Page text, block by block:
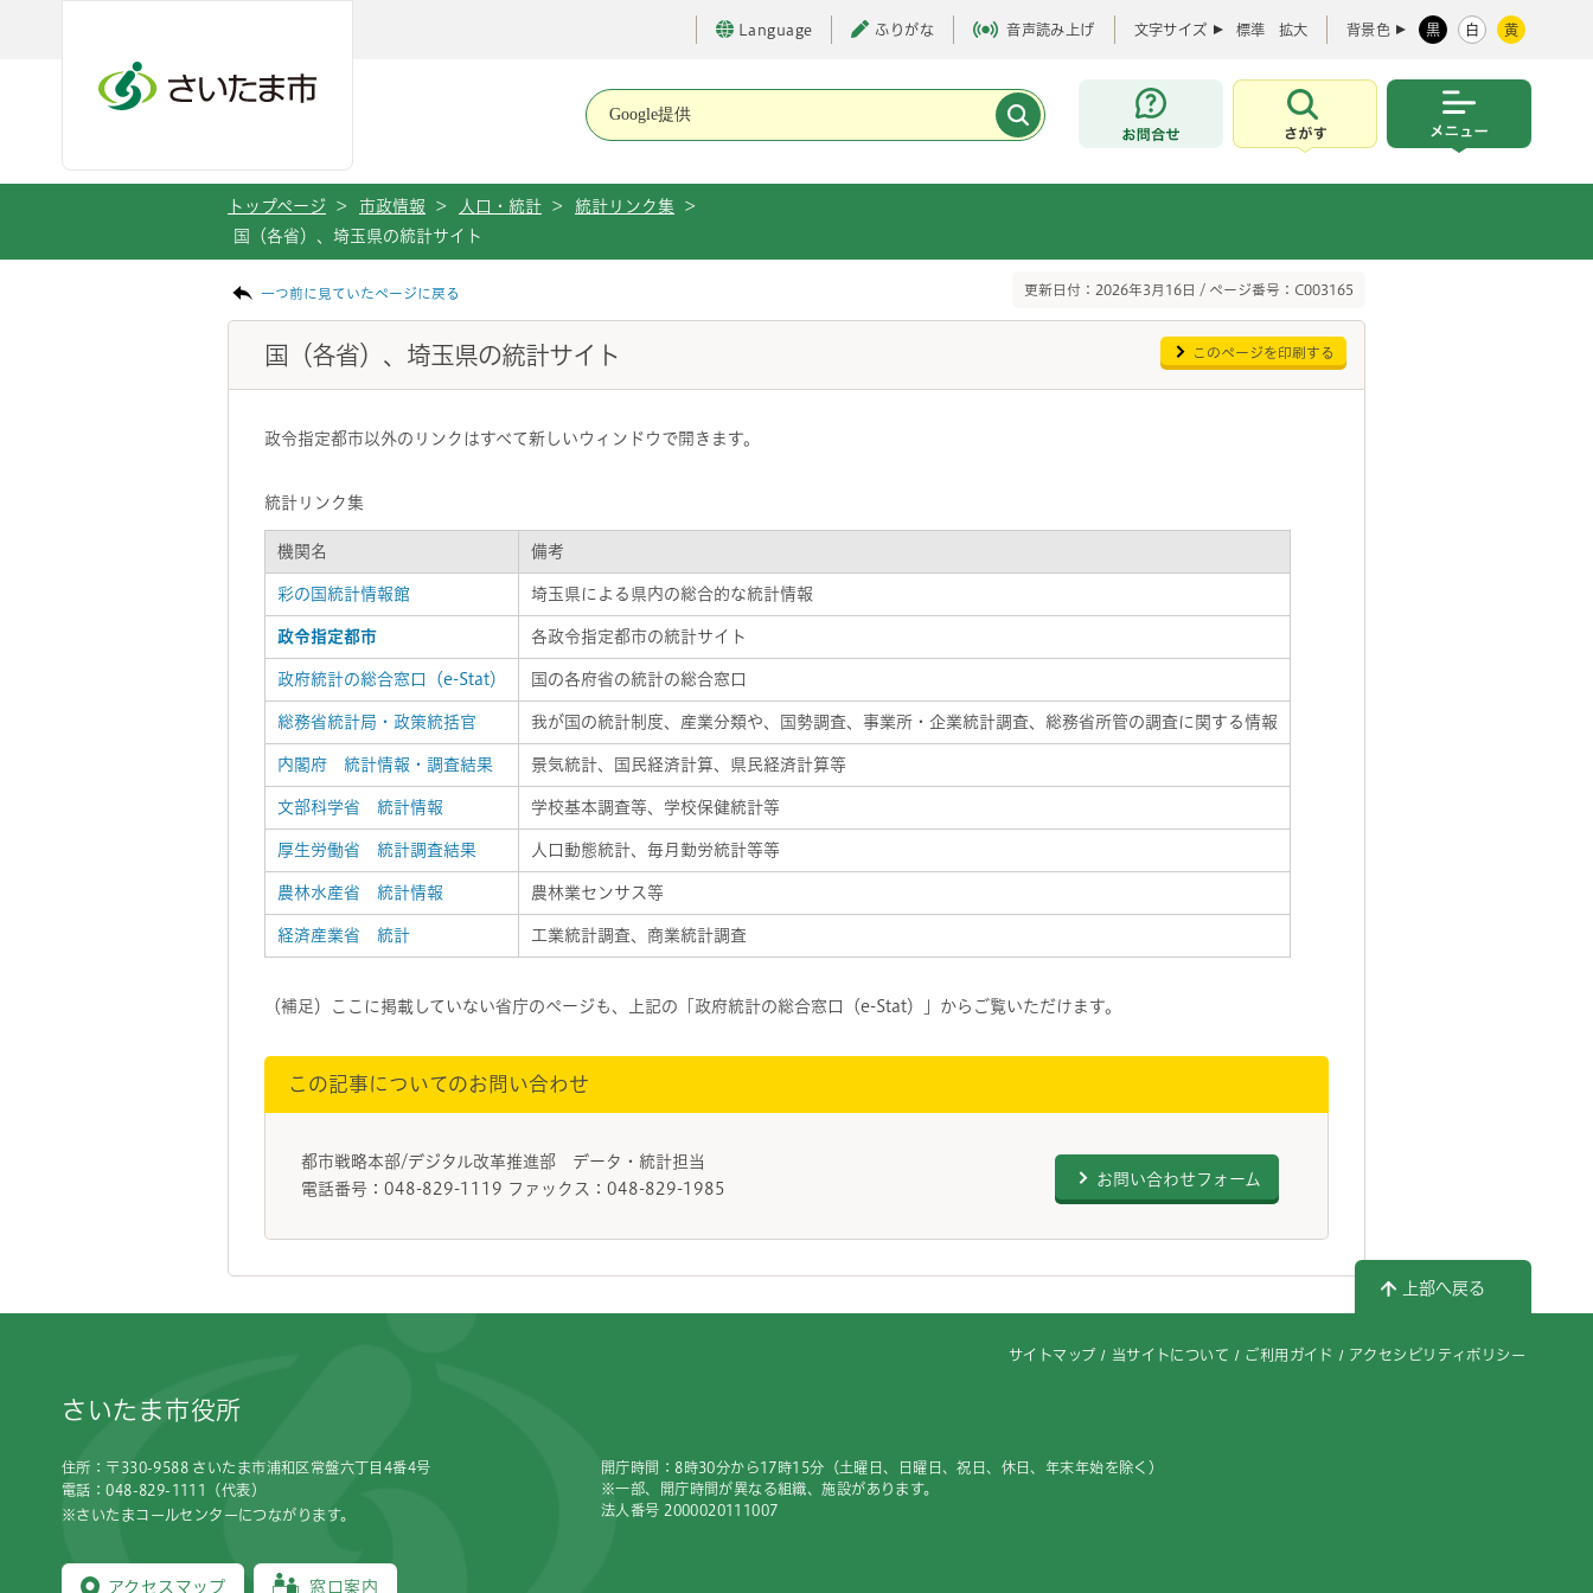
Language ふりがな 音声読み上げ 文字サイズ 標準 拡大 背景色 黒 白 黄
お問合せ
さがす
トップページ > 市政情報 > 人口・統計 > 統計リンク集
>
国（各省）、埼玉県の統計サイト
一つ前に見ていたページに戻る 更新日付：2026年3月16日 / ページ番号：C003165
国（各省）、埼玉県の統計サイト このページを印刷する
政令指定都市以外のリンクはすべて新しいウィンドウで開きます。
統計リンク集
機関名 備考
彩の国統計情報館 埼玉県による県内の総合的な統計情報
政令指定都市 各政令指定都市の統計サイト
政府統計の総合窓口（e-Stat） 国の各府省の統計の総合窓口
総務省統計局・政策統括官 我が国の統計制度、産業分類や、国勢調査、事業所・企業統計調査、総務省所管の調査に関する情報
内閣府 統計情報・調査結果 景気統計、国民経済計算、県民経済計算等
文部科学省 統計情報 学校基本調査等、学校保健統計等
厚生労働省 統計調査結果 人口動態統計、毎月勤労統計等等
農林水産省 統計情報 農林業センサス等
経済産業省 統計 工業統計調査、商業統計調査
（補足）ここに掲載していない省庁のページも、上記の「政府統計の総合窓口（e-Stat）」からご覧いただけます。
この記事についてのお問い合わせ
都市戦略本部/デジタル改革推進部 データ・統計担当
電話番号：048-829-1119 ファックス：048-829-1985
お問い合わせフォーム
上部へ戻る
サイトマップ 当サイトについて ご利用ガイド アクセシビリティポリシー
さいたま市役所
住所：〒330-9588 さいたま市浦和区常盤六丁目4番4号
電話：048-829-1111（代表）
※さいたまコールセンターにつながります。
アクセスマップ 窓口案内
開庁時間：8時30分から17時15分（土曜日、日曜日、祝日、休日、年末年始を除く）
※一部、開庁時間が異なる組織、施設があります。
法人番号 2000020111007